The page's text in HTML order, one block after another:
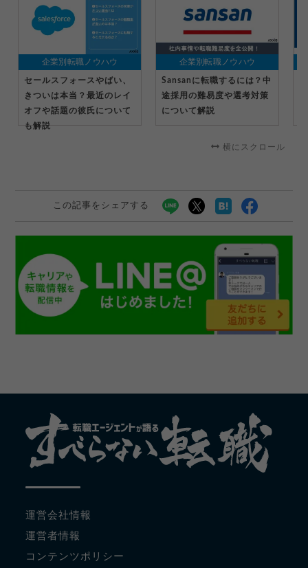
企業別転職ノウハウ
セールスフォースやばい、
きついは本当？最近のレイ
オフや話題の彼氏について
も解説
企業別転職ノウハウ
Sansanに転職するには？中
途採用の難易度や選考対策
について解説
横にスクロール
この記事をシェアする
運営会社情報
運営者情報
コンテンツポリシー